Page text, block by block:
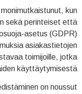
kun
sekä perinteiset että
asetus (GDPR)
asiakastietojen
toimijoille, jotka
käyttäytymisestä.
on noussut